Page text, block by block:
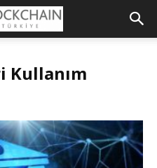
Kullanım